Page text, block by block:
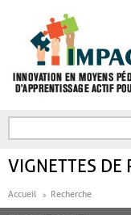
FORMULAIRE DE
VIGNETTES DE
Accueil Recherche